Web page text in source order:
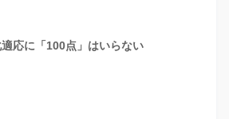
応に「100点」はいらない